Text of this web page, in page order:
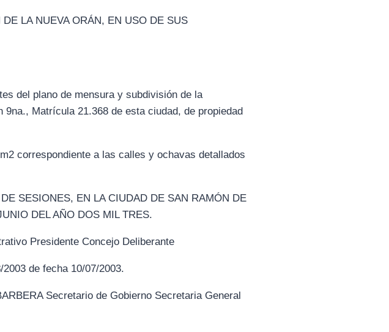
LA NUEVA ORÁN, EN USO DE SUS
del plano de mensura y subdivisión de la
Matrícula 21.368 de esta ciudad, de propiedad
correspondiente a las calles y ochavas detallados
SESIONES, EN LA CIUDAD DE SAN RAMÓN DE
DEL AÑO DOS MIL TRES.
Presidente Concejo Deliberante
de fecha 10/07/2003.
Secretario de Gobierno Secretaria General